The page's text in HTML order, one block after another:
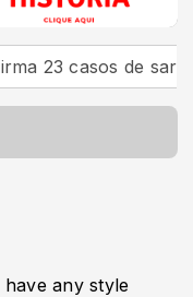
sarampo; 16 não
any style